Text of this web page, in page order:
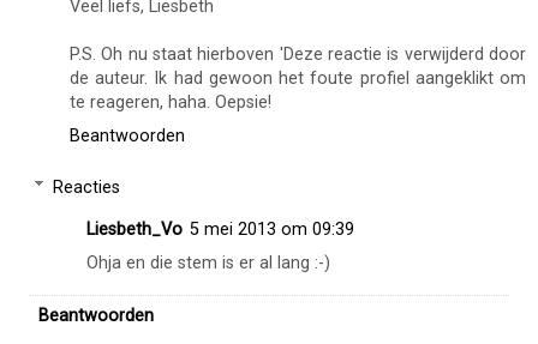
Veel liefs, Liesbeth
P.S. Oh nu staat hierboven 'Deze reactie is verwijderd door
de auteur. Ik had gewoon het foute profiel aangeklikt om
te reageren, haha. Oepsie!
Beantwoorden
Reacties
Liesbeth_Vo 5 mei 2013 om 09:39
Ohja en die stem is er al lang :-)
Beantwoorden